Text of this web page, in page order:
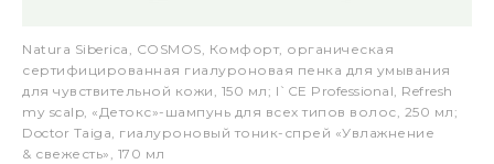
Natura Siberica, COSMOS, Комфорт, органическая
сертифицированная гиалуроновая пенка для умывания
для чувствительной кожи, 150 мл; I`CE Professional, Refresh
my scalp, «Детокс»-шампунь для всех типов волос, 250 мл;
Doctor Taiga, гиалуроновый тоник-спрей «Увлажнение
& свежесть», 170 мл